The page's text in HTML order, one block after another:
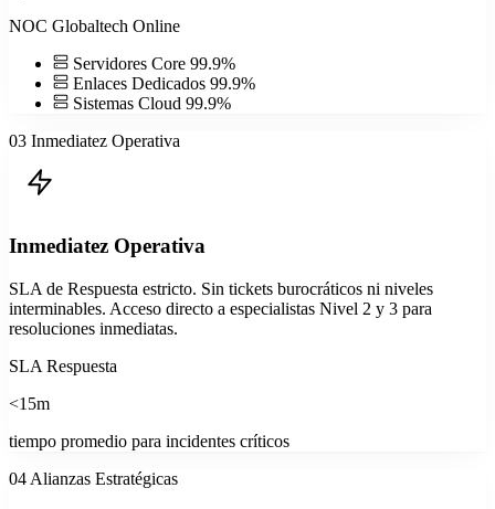
NOC Globaltech Online
Servidores Core 99.9%
Enlaces Dedicados 99.9%
Sistemas Cloud 99.9%
03 Inmediatez Operativa
Inmediatez Operativa
SLA de Respuesta estricto. Sin tickets burocráticos ni niveles
interminables. Acceso directo a especialistas Nivel 2 y 3 para
resoluciones inmediatas.
SLA Respuesta
<15m
tiempo promedio para incidentes críticos
04 Alianzas Estratégicas